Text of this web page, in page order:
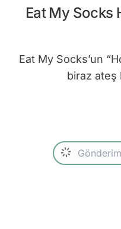
Eat My Socks
Eat My Socks’un
biraz ateş